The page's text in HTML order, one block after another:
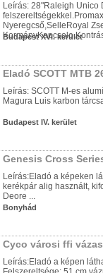
Leírás: 28"Raleigh Unico
Nyeregcső,SelleRoyal
Budapest XVI. kerület
Eladó SCOTT MTB
Leírás: SCOTT M-es
Magura Luis karbon
Budapest IV. kerület
Genesis Cross
Leírás:Eladó a képeken
kerékpár alig használt,
Deore ...
Bonyhád
Cyco városi ffi
Leírás:Eladó a képen